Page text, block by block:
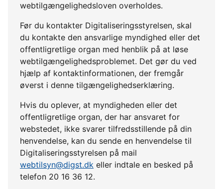
webtilgængelighedsloven overholdes.
Før du kontakter Digitaliseringsstyrelsen, skal
du kontakte den ansvarlige myndighed eller det
offentligretlige organ med henblik på at løse
webtilgængelighedsproblemet. Det gør du ved
hjælp af kontaktinformationen, der fremgår
øverst i denne tilgængelighedserklæring.
Hvis du oplever, at myndigheden eller det
offentligretlige organ, der har ansvaret for
webstedet, ikke svarer tilfredsstillende på din
henvendelse, kan du sende en henvendelse til
Digitaliseringsstyrelsen på mail
webtilsyn@digst.dk eller indtale en besked på
telefon 20 16 36 12.